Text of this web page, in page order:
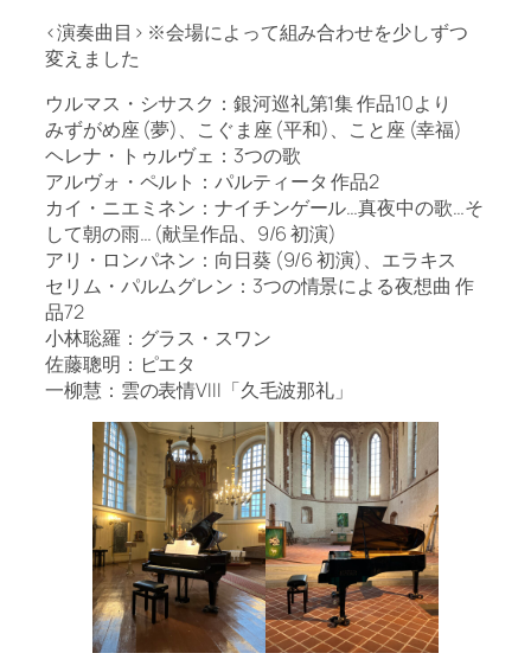
<演奏曲目> ※会場によって組み合わせを少しずつ
変えました
ウルマス・シサスク：銀河巡礼第1集 作品10より
みずがめ座 (夢)、こぐま座 (平和)、こと座 (幸福)
ヘレナ・トゥルヴェ：3つの歌
アルヴォ・ペルト：パルティータ 作品2
カイ・ニエミネン：ナイチンゲール…真夜中の歌…そ
して朝の雨… (献呈作品、9/6 初演)
アリ・ロンパネン：向日葵 (9/6 初演)、エラキス
セリム・パルムグレン：3つの情景による夜想曲 作
品72
小林聡羅：グラス・スワン
佐藤聰明：ピエタ
一柳慧：雲の表情VIII「久毛波那礼」